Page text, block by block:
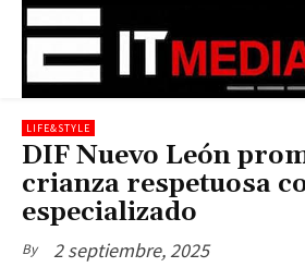
LIFE&STYLE
DIF Nuevo León
crianza respetuosa
especializado
By 2 septiembre, 2025